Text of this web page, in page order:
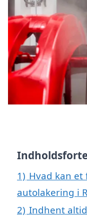
1) Hvad kan et
autolakering i
2) Indhent